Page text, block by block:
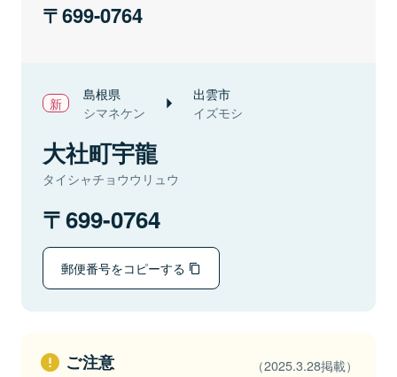
699-0764
島根県
シマネケン
出雲市
イズモシ
大社町宇龍
タイシャチョウウリュウ
699-0764
郵便番号をコピーする
ご注意 （2025.3.28掲載）